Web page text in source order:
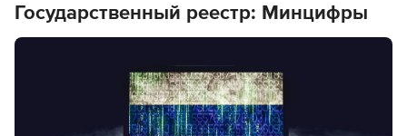
Государственный реестр: Минцифры